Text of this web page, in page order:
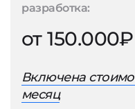
разработка:
от 150.000₽
Включена
месяц